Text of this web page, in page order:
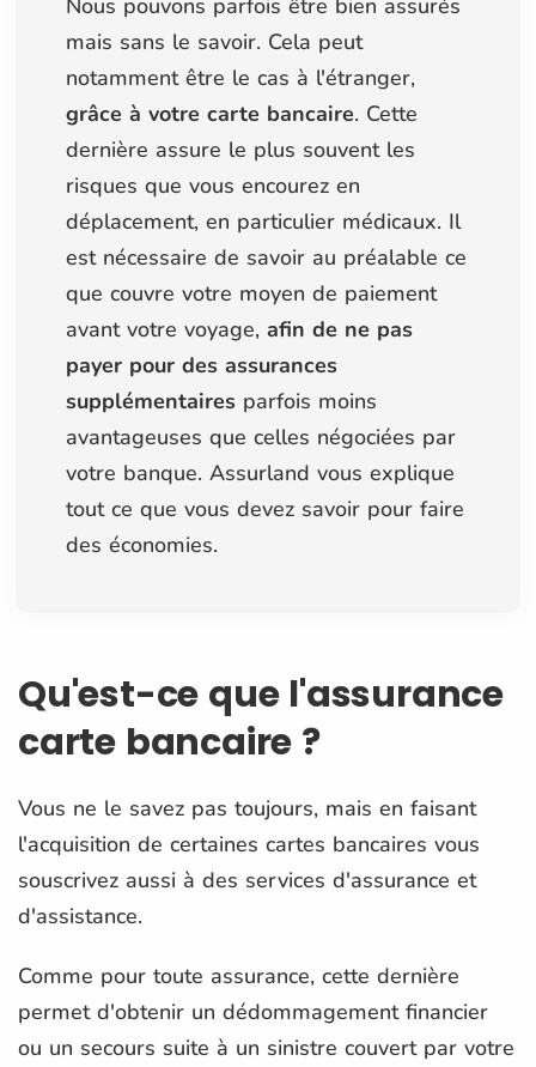
mais sans le savoir. Cela peut
notamment être le cas à l'étranger,
grâce à votre carte bancaire. Cette
dernière assure le plus souvent les
risques que vous encourez en
déplacement, en particulier médicaux. Il
est nécessaire de savoir au préalable ce
que couvre votre moyen de paiement
avant votre voyage, afin de ne pas
payer pour des assurances
supplémentaires parfois moins
avantageuses que celles négociées par
votre banque. Assurland vous explique
tout ce que vous devez savoir pour faire
des économies.
Qu'est-ce que l'assurance
carte bancaire ?
Vous ne le savez pas toujours, mais en faisant
l'acquisition de certaines cartes bancaires vous
souscrivez aussi à des services d'assurance et
d'assistance.
Comme pour toute assurance, cette dernière
permet d'obtenir un dédommagement financier
ou un secours suite à un sinistre couvert par votre